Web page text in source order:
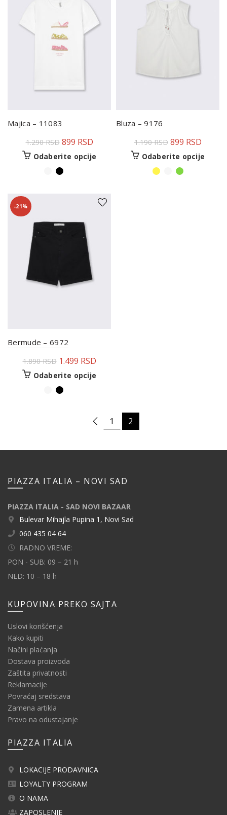
Majica – 11083
1.290RSD 899 RSD
Odaberite opcije
Bluza – 9176
1.190RSD 899 RSD
Odaberite opcije
-21%
Bermude – 6972
1.890RSD 1.499 RSD
Odaberite opcije
1 2
PIAZZA ITALIA – NOVI SAD
PIAZZA ITALIA - SAD NOVI BAZAAR
Bulevar Mihajla Pupina 1, Novi Sad
060 435 04 64
RADNO VREME:
PON - SUB: 09 – 21 h
NED: 10 – 18 h
KUPOVINA PREKO SAJTA
Uslovi korišćenja
Kako kupiti
Načini plaćanja
Dostava proizvoda
Zaštita privatnosti
Reklamacije
Povraćaj sredstava
Zamena artikla
Pravo na odustajanje
PIAZZA ITALIA
LOKACIJE PRODAVNICA
LOYALTY PROGRAM
O NAMA
ZAPOSLENJE